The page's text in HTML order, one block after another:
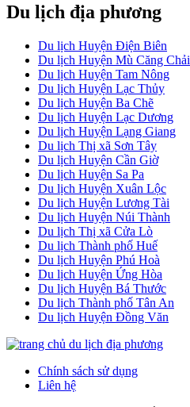
Du lịch địa phương
Du lịch Huyện Điện Biên
Du lịch Huyện Mù Căng Chải
Du lịch Huyện Tam Nông
Du lịch Huyện Lạc Thủy
Du lịch Huyện Ba Chẽ
Du lịch Huyện Lạc Dương
Du lịch Huyện Lạng Giang
Du lịch Thị xã Sơn Tây
Du lịch Huyện Cần Giờ
Du lịch Huyện Sa Pa
Du lịch Huyện Xuân Lộc
Du lịch Huyện Lương Tài
Du lịch Huyện Núi Thành
Du lịch Thị xã Cửa Lò
Du lịch Thành phố Huế
Du lịch Huyện Phú Hoà
Du lịch Huyện Ứng Hòa
Du lịch Huyện Bá Thước
Du lịch Thành phố Tân An
Du lịch Huyện Đồng Văn
Chính sách sử dụng
Liên hệ